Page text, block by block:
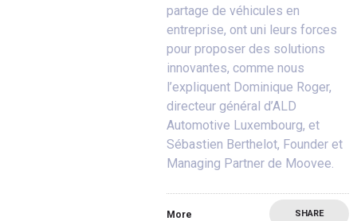
partage de véhicules en
entreprise, ont uni leurs forces
pour proposer des solutions
innovantes, comme nous
l’expliquent Dominique Roger,
directeur général d’ALD
Automotive Luxembourg, et
Sébastien Berthelot, Founder et
Managing Partner de Moovee.
More SHARE